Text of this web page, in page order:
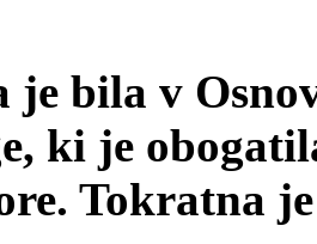
je bila v
ki je
Tokratna